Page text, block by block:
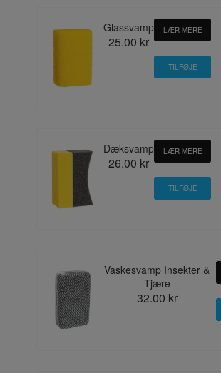
Glassvamp
25.00 kr
LÆR MERE
Dæksvamp
26.00 kr
LÆR MERE
Vaskesvamp Insekter &
Tjære
32.00 kr